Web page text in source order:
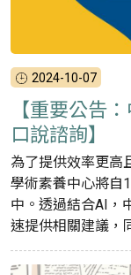
2024-10-07
【重要公告
口說諮詢】
為了提供效率更高
學術素養中心將自
中。透過結合AI，
速提供相關建議，
備等方面提供輔助